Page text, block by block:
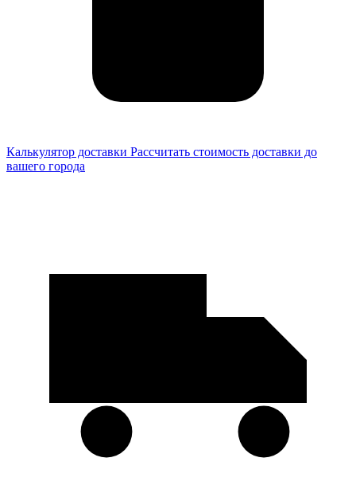
Калькулятор доставки Рассчитать стоимость доставки до
вашего города